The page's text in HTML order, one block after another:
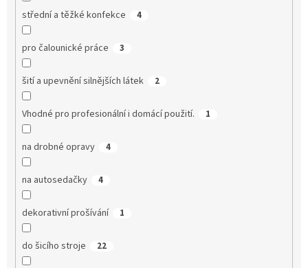
střední a těžké konfekce 4
pro čalounické práce 3
šití a upevnění silnějších látek 2
Vhodné pro profesionální i domácí použití. 1
na drobné opravy 4
na autosedačky 4
dekorativní prošívání 1
do šicího stroje 22